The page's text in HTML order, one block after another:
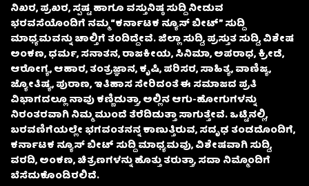
ನಿಖರ, ಪ್ರಖರ, ಸ್ಪಷ್ಟ ಹಾಗೂ ವಸ್ತುನಿಷ್ಠ ಸುದ್ದಿ ನೀಡುವ
ಭರವಸೆಯೊಂದಿಗೆ ನಮ್ಮ “ಕರ್ನಾಟಕ ನ್ಯೂಸ್ ಬೀಟ್” ಸುದ್ದಿ
ಮಾಧ್ಯಮವನ್ನು ಚಾಲ್ತಿಗೆ ತಂದಿದ್ದೇವೆ. ಜಿಲ್ಲಾ ಸುದ್ದಿ, ಪ್ರಸ್ತುತ ಸುದ್ದಿ, ವಿಶೇಷ
ಅಂಕಣ, ಧರ್ಮ, ಸನಾತನ, ರಾಜಕೀಯ, ಸಿನಿಮಾ, ಅಪರಾಧ, ಕ್ರೀಡೆ,
ಆರೋಗ್ಯ, ಆಹಾರ, ತಂತ್ರಜ್ಞಾನ, ಕೃಷಿ, ಪರಿಸರ, ಸಾಹಿತ್ಯ, ವಾಣಿಜ್ಯ,
ಜ್ಯೋತಿಷ್ಯ, ಪುರಾಣ, ಇತಿಹಾಸ ಸೇರಿದಂತೆ ಈ ಸಮಾಜದ ಪ್ರತಿ
ವಿಭಾಗದಲ್ಲೂ ನಾವು ಕಣ್ಣಿಡುತ್ತಾ, ಅಲ್ಲಿನ ಆಗು-ಹೋಗುಗಳನ್ನು
ನಿರಂತರವಾಗಿ ನಿಮ್ಮ ಮುಂದೆ ತೆರೆದಿಡುತ್ತಾ ಸಾಗುತ್ತೇವೆ. ಒಟ್ಟಿನಲ್ಲಿ,
ಬರವಣಿಗೆಯಲ್ಲೇ ಭಗವಂತನನ್ನ ಕಾಣುತ್ತಿರುವ, ಸದೃಢ ತಂಡದೊಂದಿಗೆ,
ಕರ್ನಾಟಕ ನ್ಯೂಸ್ ಬೀಟ್ ಸುದ್ದಿ ಮಾಧ್ಯಮವು, ವಿಶೇಷವಾಗಿ ಸುದ್ದಿ,
ವರದಿ, ಅಂಕಣ, ಚಿತ್ರಣಗಳನ್ನು ಹೊತ್ತು ತರುತ್ತಾ, ಸದಾ ನಿಮ್ಮೊಂದಿಗೆ
ಬೆಸೆದುಕೊಂಡಿರಲಿದೆ.